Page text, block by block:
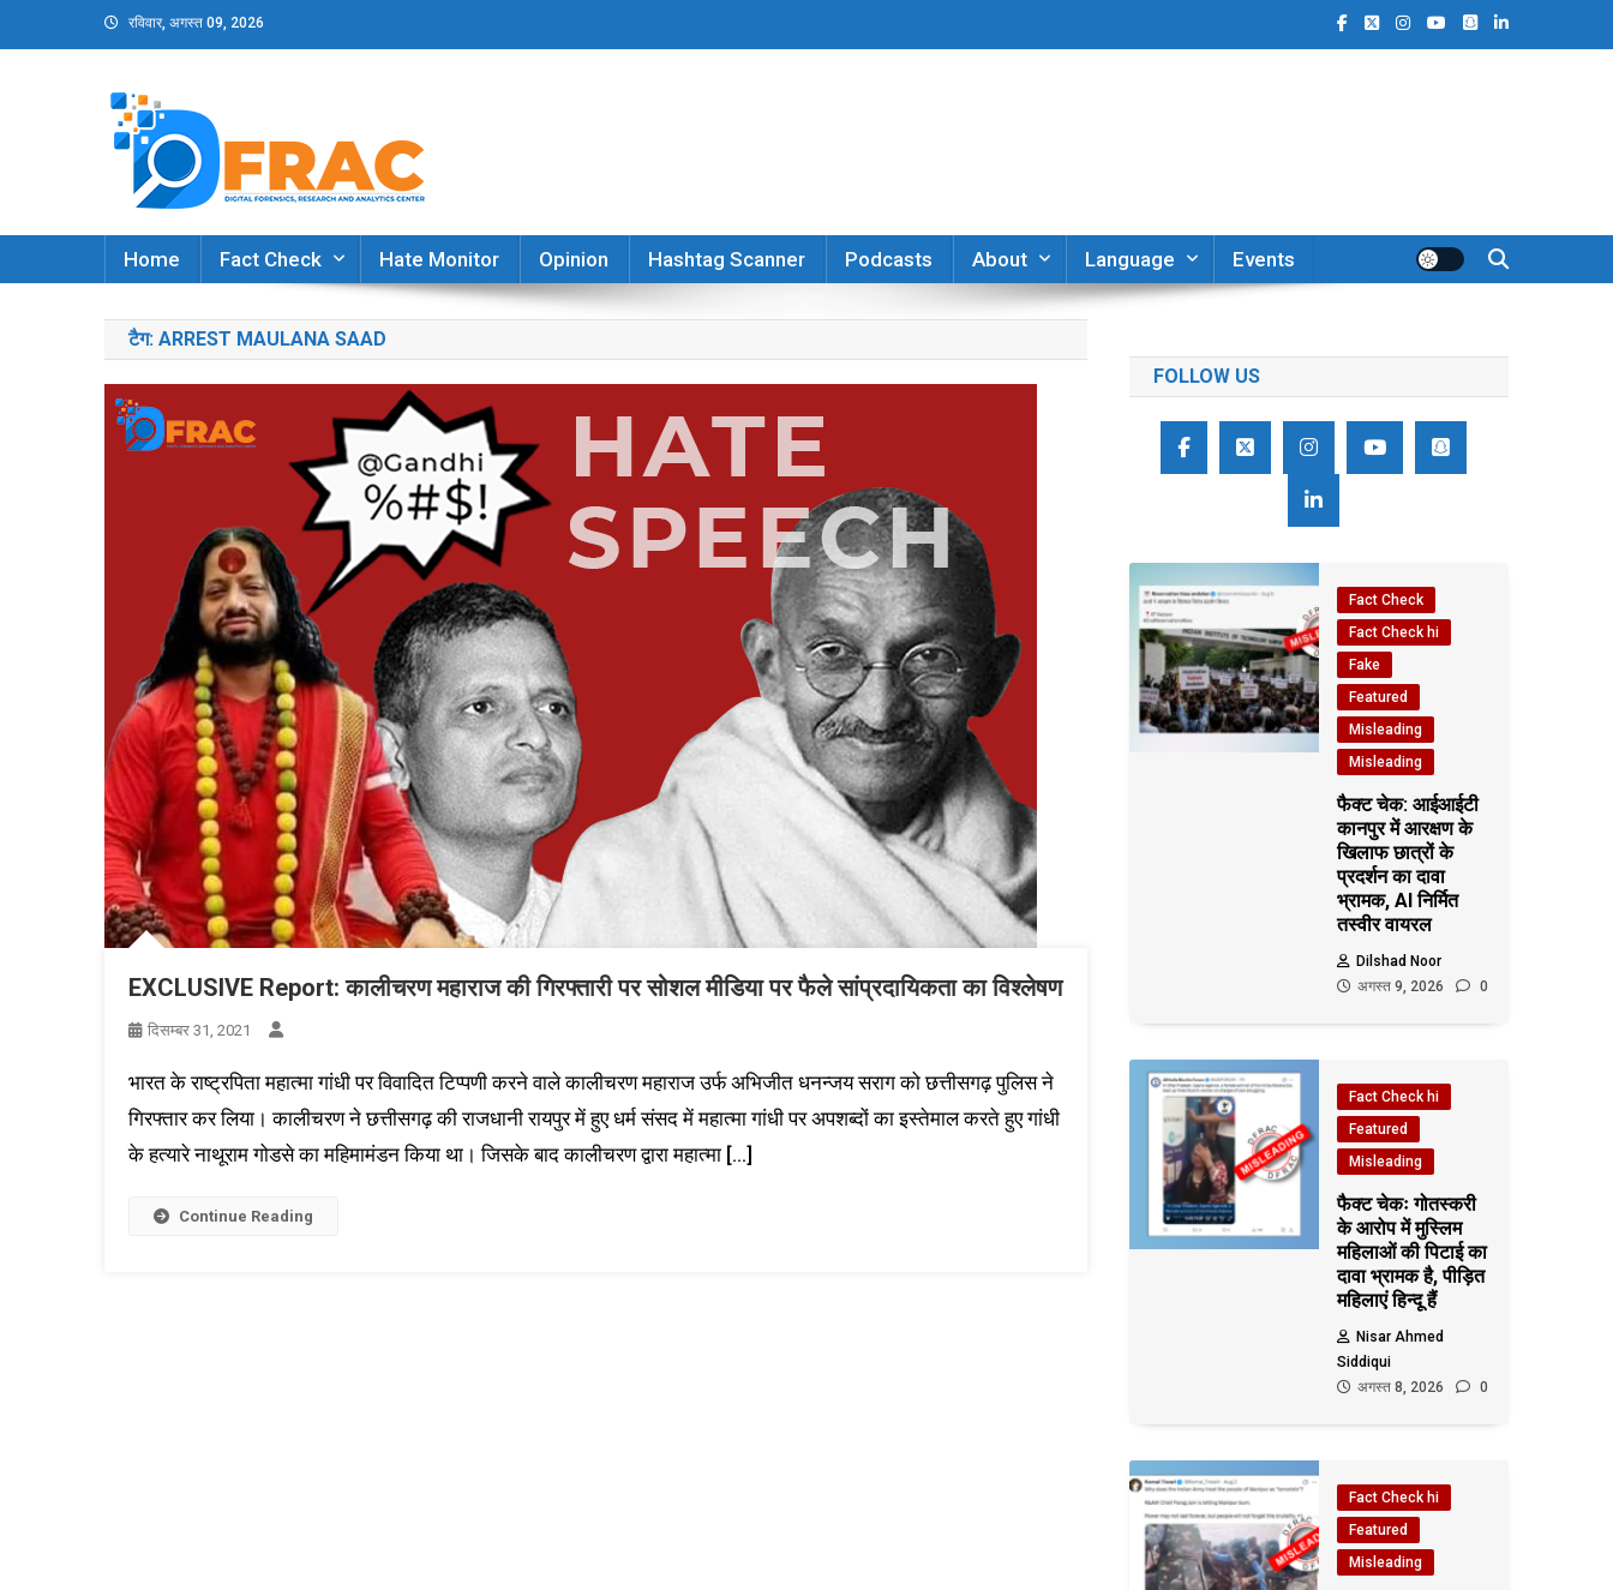
to
रविवार, अगस्त 09, 2026
DFRAC_ORG
Digital Forensics, Research and Analytics Center
Home
Fact Check Hate Monitor Opinion Hashtag Scanner Podcasts About Language Events
टैग: ARREST MAULANA SAAD
EXCLUSIVE Report: कालीचरण महाराज की गिरफ्तारी पर सोशल मीडिया पर फैले सांप्रदायिकता का विश्लेषण
दिसम्बर 31, 2021
भारत के राष्ट्रपिता महात्मा गांधी पर विवादित टिप्पणी करने वाले कालीचरण महाराज उर्फ अभिजीत धनन्जय सराग को छत्तीसगढ़ पुलिस ने
गिरफ्तार कर लिया। कालीचरण ने छत्तीसगढ़ की राजधानी रायपुर में हुए धर्म संसद में महात्मा गांधी पर अपशब्दों का इस्तेमाल करते हुए गांधी
के हत्यारे नाथूराम गोडसे का महिमामंडन किया था। जिसके बाद कालीचरण द्वारा महात्मा […]
Continue Reading
FOLLOW US
Fact Check
Fact Check hi
Fake
Featured
Misleading
Misleading
फैक्ट चेक: आईआईटी
कानपुर में आरक्षण के
खिलाफ छात्रों के
प्रदर्शन का दावा
भ्रामक, AI निर्मित
तस्वीर वायरल
Dilshad Noor
अगस्त 9, 2026
0
Fact Check hi
Featured
Misleading
फैक्ट चेकः गोतस्करी
के आरोप में मुस्लिम
महिलाओं की पिटाई का
दावा भ्रामक है, पीड़ित
महिलाएं हिन्दू हैं
Nisar Ahmed
Siddiqui
अगस्त 8, 2026
0
Fact Check hi
Featured
Misleading